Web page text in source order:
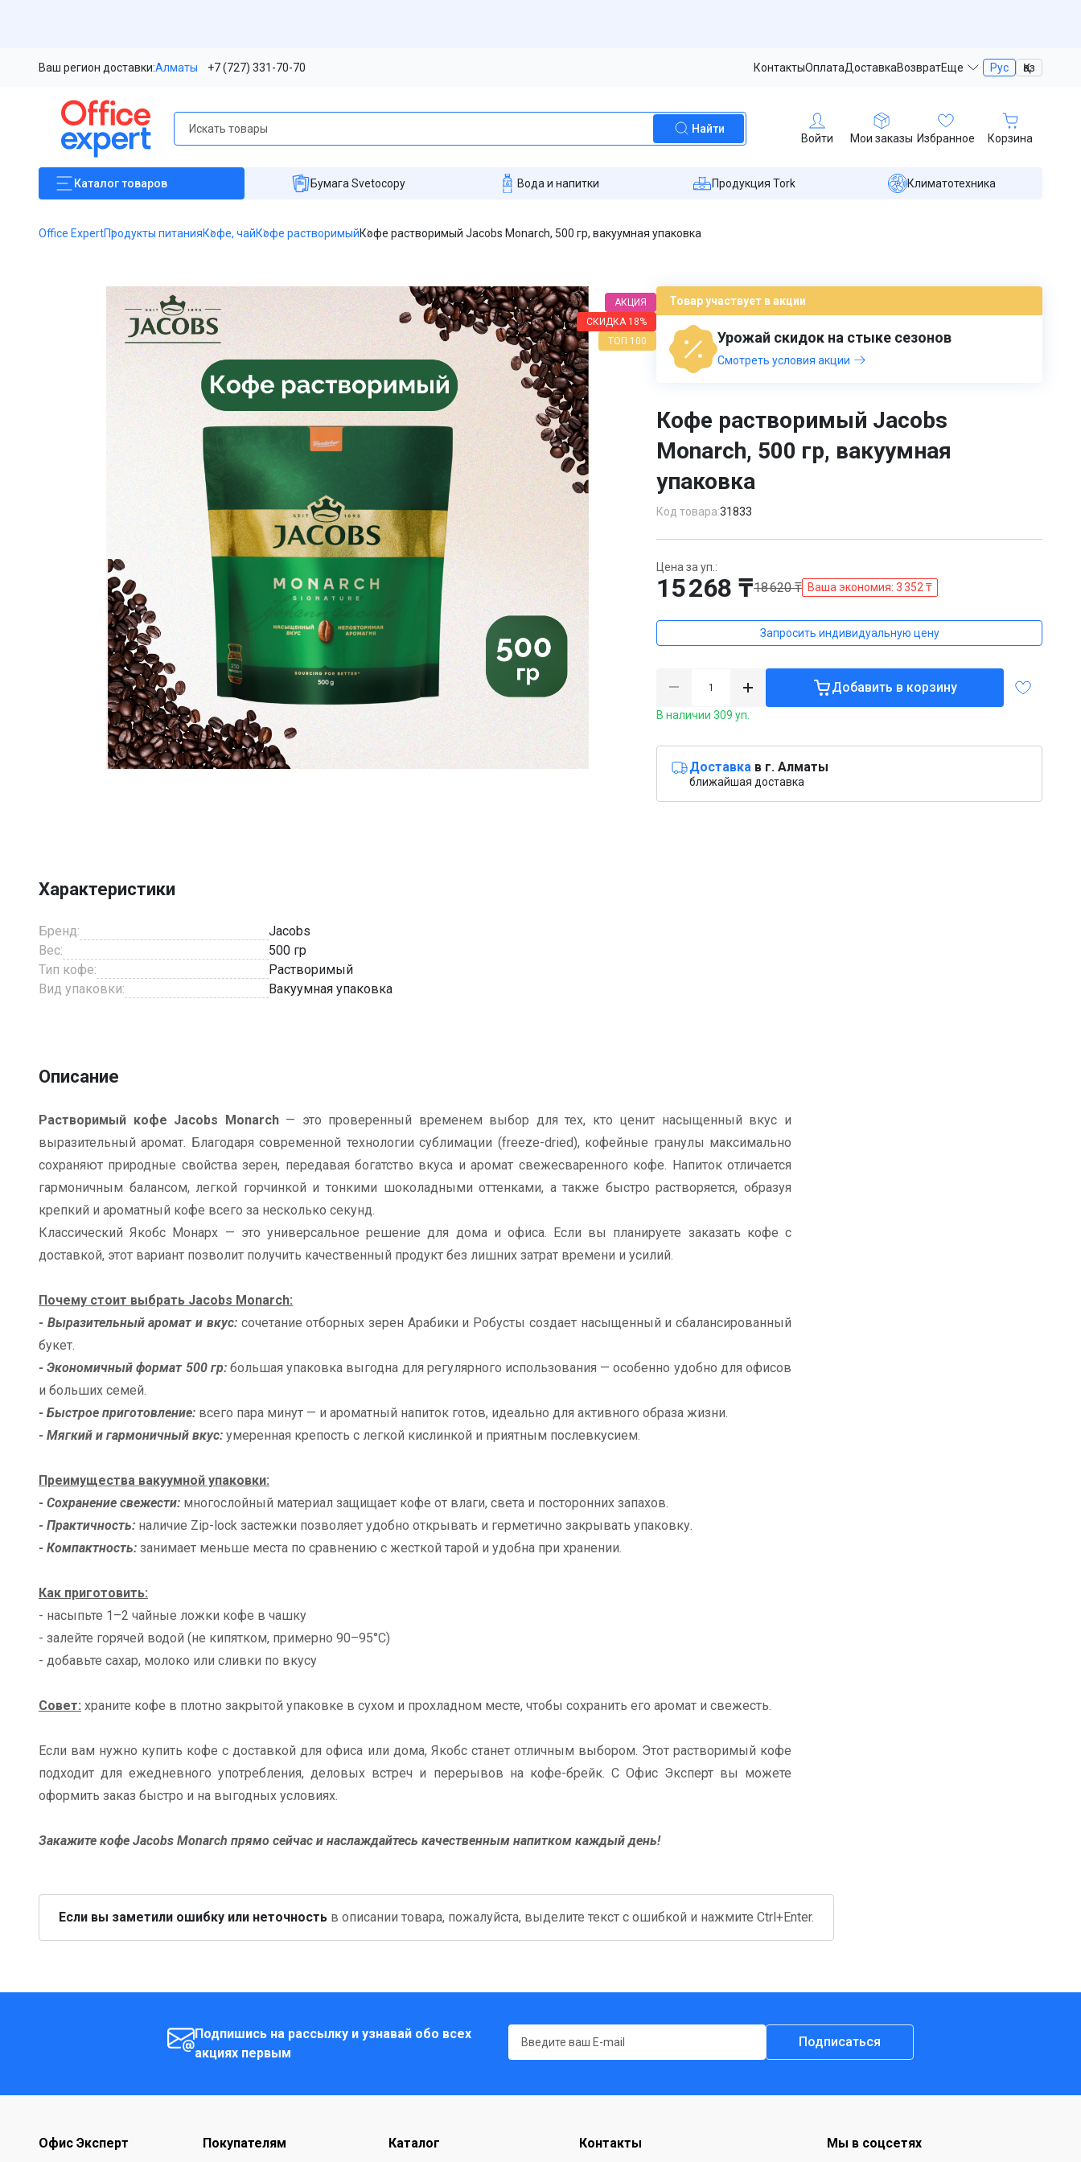
Ваш регион доставки:Алматы +7 (727) 331-70-70 КонтактыОплатаДоставкаВозвратЕще Рус Қаз
Найти
Войти Мои заказы Избранное Корзина
Каталогтоваров Бумага Svetocopy Вода и напитки Продукция Tork Климатотехника
Office ExpertПродукты питанияКофе, чайКофе растворимыйКофе растворимый Jacobs Monarch, 500 гр, вакуумная упаковка
АКЦИЯ
СКИДКА 18%
ТОП 100
Товар участвует в акции
Урожай скидок на стыке сезонов
Смотреть условия акции
Кофе растворимый Jacobs
Monarch, 500 гр, вакуумная
упаковка
Код товара:31833
Цена за уп.:
15 268 ₸18 620 ₸ Ваша экономия: 3 352 ₸
Запросить индивидуальную цену
Добавить в корзину
В наличии 309 уп.
Доставка в г. Алматы
ближайшая доставка
Характеристики
Бренд:
Jacobs
Вес:
500 гр
Тип кофе:
Растворимый
Вид упаковки:
Вакуумная упаковка
Описание
Растворимый кофе Jacobs Monarch — это проверенный временем выбор для тех, кто ценит насыщенный вкус и
выразительный аромат. Благодаря современной технологии сублимации (freeze-dried), кофейные гранулы максимально
сохраняют природные свойства зерен, передавая богатство вкуса и аромат свежесваренного кофе. Напиток отличается
гармоничным балансом, легкой горчинкой и тонкими шоколадными оттенками, а также быстро растворяется, образуя
крепкий и ароматный кофе всего за несколько секунд.
Классический Якобс Монарх — это универсальное решение для дома и офиса. Если вы планируете заказать кофе с
доставкой, этот вариант позволит получить качественный продукт без лишних затрат времени и усилий.
Почему стоит выбрать Jacobs Monarch:
- Выразительный аромат и вкус:сочетание отборных зерен Арабики и Робусты создает насыщенный и сбалансированный
букет.
- Экономичный формат 500 гр:большая упаковка выгодна для регулярного использования — особенно удобно для офисов
и больших семей.
- Быстрое приготовление: всего пара минут — и ароматный напиток готов, идеально для активного образа жизни.
- Мягкий и гармоничный вкус: умеренная крепость с легкой кислинкой и приятным послевкусием.
Преимущества вакуумной упаковки:
- Сохранение свежести: многослойный материал защищает кофе от влаги, света и посторонних запахов.
- Практичность: наличие Zip-lock застежки позволяет удобно открывать и герметично закрывать упаковку.
- Компактность: занимает меньше места по сравнению с жесткой тарой и удобна при хранении.
Как приготовить:
- насыпьте 1–2 чайные ложки кофе в чашку
- залейте горячей водой (не кипятком, примерно 90–95°C)
- добавьте сахар, молоко или сливки по вкусу
Совет: храните кофе в плотно закрытой упаковке в сухом и прохладном месте, чтобы сохранить его аромат и свежесть.
Если вам нужно купить кофе с доставкой для офиса или дома, Якобс станет отличным выбором. Этот растворимый кофе
подходит для ежедневного употребления, деловых встреч и перерывов на кофе-брейк. С Офис Эксперт вы можете
оформить заказ быстро и на выгодных условиях.
Закажите кофе Jacobs Monarch прямо сейчас и наслаждайтесь качественным напитком каждый день!
Если вы заметили ошибку или неточность в описании товара, пожалуйста, выделите текст с ошибкой и нажмите Ctrl+Enter.
Подпишись на рассылку и узнавай обо всех
акциях первым
Подписаться
Офис Эксперт Покупателям Каталог Контакты Мы в соцсетях